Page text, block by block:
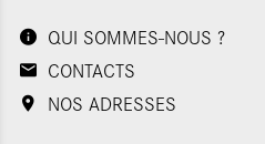
QUI SOMMES-NOUS ?
CONTACTS
NOS ADRESSES